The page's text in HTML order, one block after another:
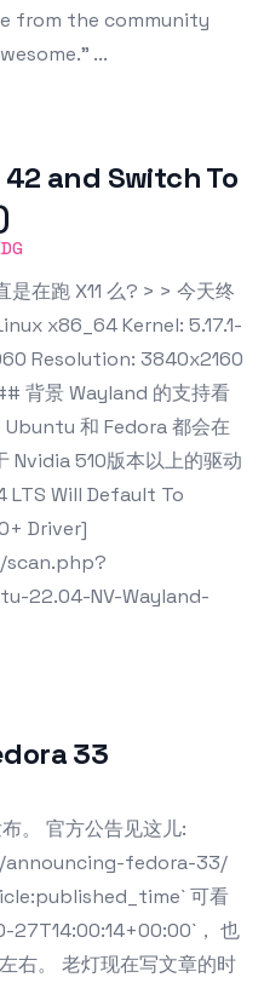
from the community
...
42 and Switch To
在跑 X11 么? > > 今天终
x86_64 Kernel: 5.17.1-
Resolution: 3840x2160
背景 Wayland 的支持看
Ubuntu 和 Fedora 都会在
Nvidia 510版本以上的驱动
LTS Will Default To
Driver]
22.04-NV-Wayland-
33
。 官方公告见这儿:
fedora-33/
可看
27T14:00:14+00:00`， 也
右。 老灯现在写文章的时